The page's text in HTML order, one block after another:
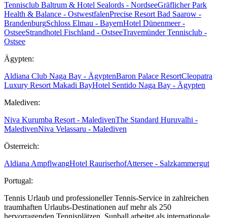
Tennisclub Baltrum & Hotel Sealords - NordseeGräflicher Park
Health & Balance - OstwestfalenPrecise Resort Bad Saarow -
BrandenburgSchloss Elmau - BayernHotel Dünenmeer -
OstseeStrandhotel Fischland - OstseeTravemünder Tennisclub -
Ostsee
Ägypten:
Aldiana Club Naga Bay - ÄgyptenBaron Palace ResortCleopatra
Luxury Resort Makadi BayHotel Sentido Naga Bay - Ägypten
Malediven:
Niva Kurumba Resort - MaledivenThe Standard Huruvalhi -
MaledivenNiva Velassaru - Malediven
Österreich:
Aldiana AmpflwangHotel RauriserhofAttersee - Salzkammergut
Portugal:
Tennis Urlaub und professioneller Tennis-Service in zahlreichen
traumhaften Urlaubs-Destinationen auf mehr als 250